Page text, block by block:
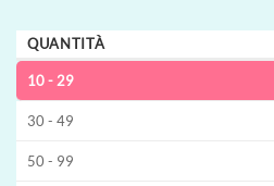
QUANTITÀ
10 - 29
30 - 49
50 - 99